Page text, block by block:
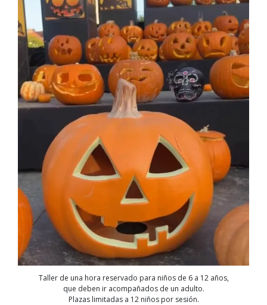
Taller de una hora reservado para niños de 6 a 12 años,
que deben ir acompañados de un adulto.
Plazas limitadas a 12 niños por sesión.